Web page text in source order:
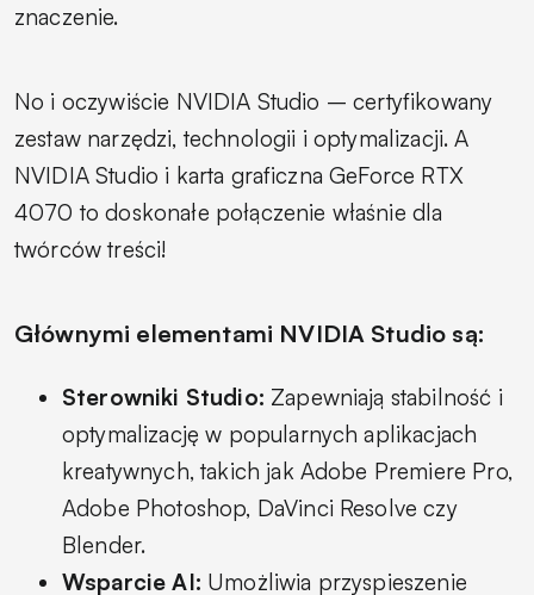
znaczenie.
No i oczywiście NVIDIA Studio – certyfikowany
zestaw narzędzi, technologii i optymalizacji. A
NVIDIA Studio i karta graficzna GeForce RTX
4070 to doskonałe połączenie właśnie dla
twórców treści!
Głównymi elementami NVIDIA Studio są:
Sterowniki Studio: Zapewniają stabilność i
optymalizację w popularnych aplikacjach
kreatywnych, takich jak Adobe Premiere Pro,
Adobe Photoshop, DaVinci Resolve czy
Blender.
Wsparcie AI: Umożliwia przyspieszenie